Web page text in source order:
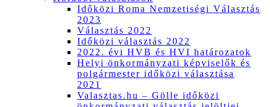
Időközi Roma Nemzetiségi Választás
2023
Választás 2022
Időközi választás 2022
2022. évi HVB és HVI határozatok
Helyi önkormányzati képviselők és
polgármester időközi választása
2021
Valasztas.hu – Gölle időközi